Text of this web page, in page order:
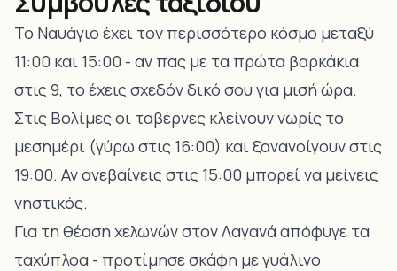
Το Ναυάγιο έχει τον περισσότερο κόσμο μεταξύ
11:00 και 15:00 - αν πας με τα πρώτα βαρκάκια
στις 9, το έχεις σχεδόν δικό σου για μισή ώρα.
Στις Βολίμες οι ταβέρνες κλείνουν νωρίς το
μεσημέρι (γύρω στις 16:00) και ξανανοίγουν στις
19:00. Αν ανεβαίνεις στις 15:00 μπορεί να μείνεις
νηστικός.
Για τη θέαση χελωνών στον Λαγανά απόφυγε τα
ταχύπλοα - προτίμησε σκάφη με γυάλινο